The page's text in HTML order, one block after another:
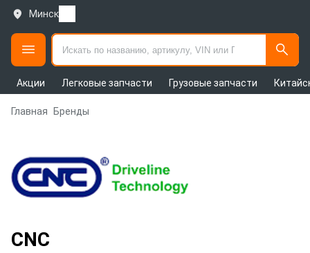
Минск
Акции Легковые запчасти Грузовые запчасти
Главная Бренды
CNC